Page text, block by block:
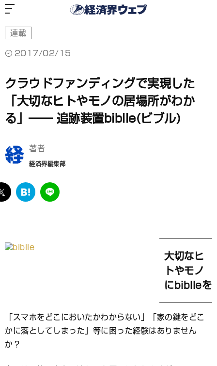
連載
2017/02/15
クラウドファンディングで実現した
「大切なヒトやモノの居場所がわか
る」―― 追跡装置biblle(ビブル)
著者
経済界編集部
twitter
は
ク
LINE
大切なヒ
トやモノ
にbiblleを
「スマホをどこにおいたかわからない」「家の鍵をどこ
かに落としてしまった」等に困った経験はありません
か？